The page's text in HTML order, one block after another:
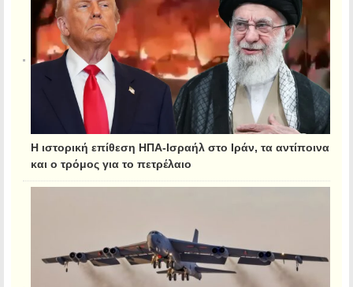
Η ιστορική επίθεση ΗΠΑ-Ισραήλ στο Ιράν, τα αντίποινα
και ο τρόμος για το πετρέλαιο